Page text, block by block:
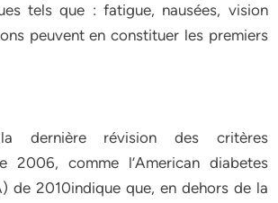
tels que : fatigue, nausées, vision
peuvent en constituer les premiers
la dernière révision des critères
2006, comme l’American diabetes
de 2010indique que, en dehors de la